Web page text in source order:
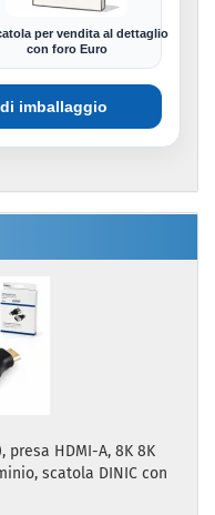
per vendita al dettaglio
con foro Euro
imballaggio
presa HDMI-A, 8K 8K
scatola DINIC con